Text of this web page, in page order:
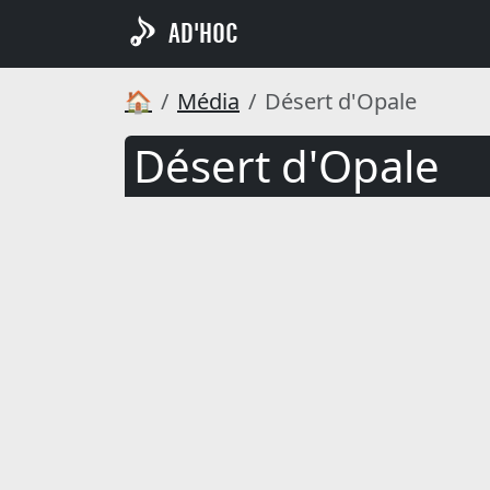
AD'HOC
🏠 Média Désert d'Opale
Désert d'Opale